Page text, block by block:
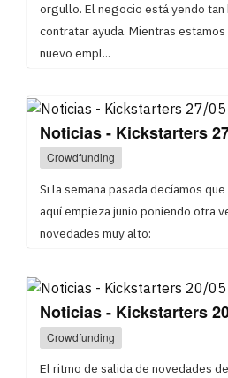
orgullo. El negocio está yendo tan
contratar ayuda. Mientras
nuevo empl...
Noticias - Kickstarters
Crowdfunding
Si la semana pasada decíamos
aquí empieza junio poniendo otra
novedades muy alto:
Noticias - Kickstarters
Crowdfunding
El ritmo de salida de novedades